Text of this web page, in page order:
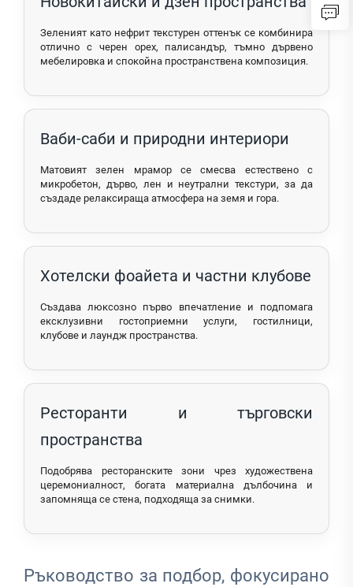
Зеленият като нефрит текстурен оттенък се комбинира
отлично с черен орех, палисандър, тъмно дървено
мебелировка и спокойна пространствена композиция.
Ваби-саби и природни интериори
Матовият зелен мрамор се смесва естествено с
микробетон, дърво, лен и неутрални текстури, за да
създаде релаксираща атмосфера на земя и гора.
Хотелски фоайета и частни клубове
Създава люксозно първо впечатление и подпомага
ексклузивни гостоприемни услуги, гостилници,
клубове и лаундж пространства.
Ресторанти и търговски
пространства
Подобрява ресторанските зони чрез художествена
церемониалност, богата материална дълбочина и
запомняща се стена, подходяща за снимки.
Ръководство за подбор, фокусирано